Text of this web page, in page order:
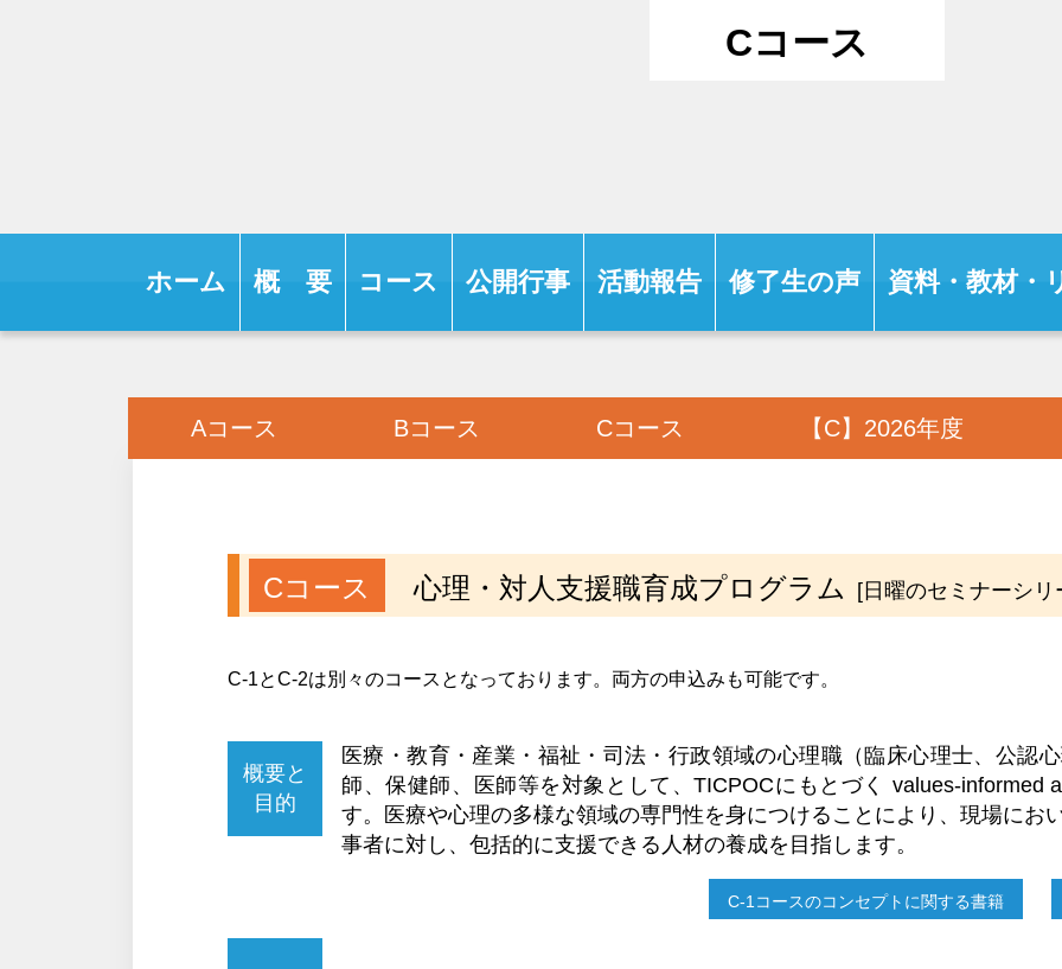
Cコース
ホーム 概 要 コース 公開行事 活動報告 修了生の声 資料・教材・
Aコース Bコース Cコース 【C】2026年度
Cコース 心理・対人支援職育成プログラム [日曜のセミナーシ
C-1とC-2は別々のコースとなっております。両方の申込みも可能です。
概要と
目的
医療・教育・産業・福祉・司法・行政領域の心理職（臨床心理士、公認
師、保健師、医師等を対象として、TICPOCにもとづく values-informed
す。医療や心理の多様な領域の専門性を身につけることにより、現場にお
事者に対し、包括的に支援できる人材の養成を目指します。
C-1コースのコンセプトに関する書籍